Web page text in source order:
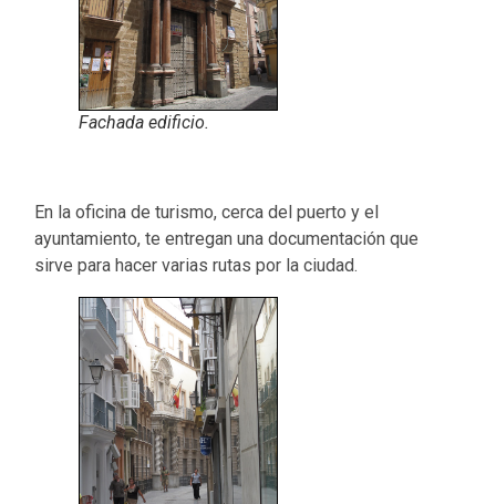
Fachada edificio.
En la oficina de turismo, cerca del puerto y el
ayuntamiento, te entregan una documentación que
sirve para hacer varias rutas por la ciudad.